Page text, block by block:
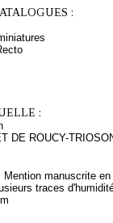
:
:
DE ROUCY-
Mention manuscrite
traces